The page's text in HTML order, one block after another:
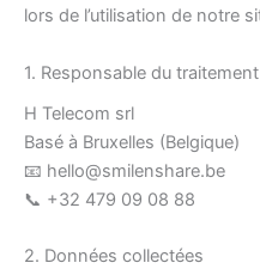
lors de l’utilisation de notre
1. Responsable du traitement
H Telecom srl
Basé à Bruxelles (Belgique)
📧 hello@smilenshare.be
📞 +32 479 09 08 88
2. Données collectées